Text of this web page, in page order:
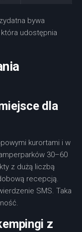
bywa
która udostępnia
dla
kurortami i w
30–60
z dużą liczbą
recepcją.
SMS. Taka
z